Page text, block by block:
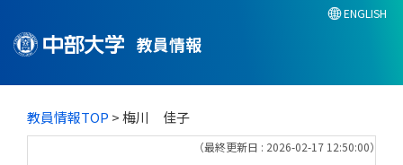
教員情報
ENGLISH
教員情報TOP > 梅川 佳子
（最終更新日 : 2026-02-17 12:50:00）